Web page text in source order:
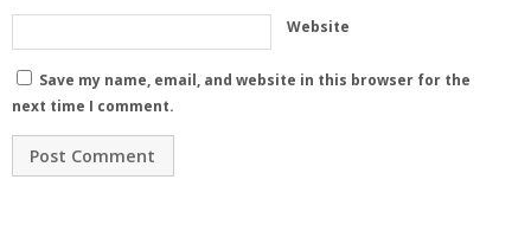
Website
Save my name, email, and website in this browser for the
next time I comment.